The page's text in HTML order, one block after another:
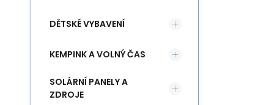
DĚTSKÉ VYBAVENÍ
KEMPINK A VOLNÝ ČAS
SOLÁRNÍ PANELY A
ZDROJE